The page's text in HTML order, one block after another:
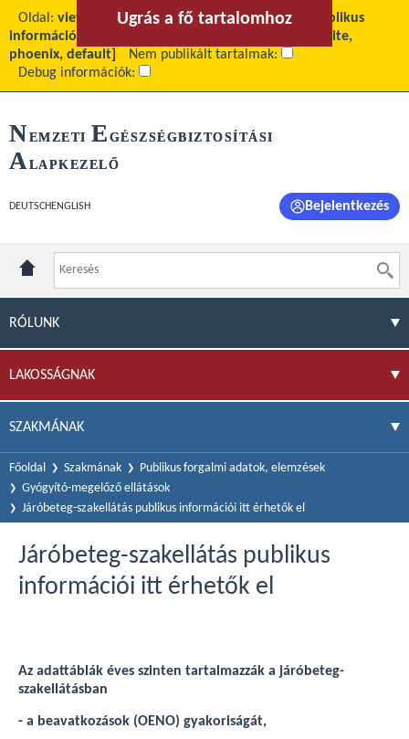
Oldal: view Fő tartalom: Járóbeteg-szakellátás publikus
információi itt érhetők el
[site_szakmanak, site,
phoenix, default]
Nem publikált tartalmak:
Debug információk:
Ugrás a menühöz
Ugrás a fő tartalomhoz
NEMZETI E GÉSZSÉGBIZTOSÍTÁSI
ALAPKEZELŐ
DEUTSCH ENGLISH Bejelentkezés
RÓLUNK
LAKOSSÁGNAK
SZAKMÁNAK
Főoldal Szakmának
Publikus forgalmi adatok, elemzések
Gyógyító-megelőző ellátások
Járóbeteg-szakellátás publikus információi itt érhetők el
Járóbeteg-szakellátás publikus
információi itt érhetők el
Az adattáblák éves szinten tartalmazzák a járóbeteg-
szakellátásban
- a beavatkozások (OENO) gyakoriságát,